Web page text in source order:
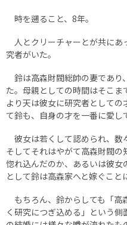
時を遡ること、8年。
人とクリーチャーとが共にあ
究者がいた。
鈴は高森財閥総帥の妻であり
た。母親としての時間はそこ
より天は彼女に研究者として
て鈴も、自身の才を一番に愛し
彼女は若くして認められ、数
そしてそれはやがて高森財閥
惚れ込んだのか、あるいは彼
として鈴は高森家へと嫁ぐこと
もちろん、鈴からしても「高
く研究につぎ込める」という